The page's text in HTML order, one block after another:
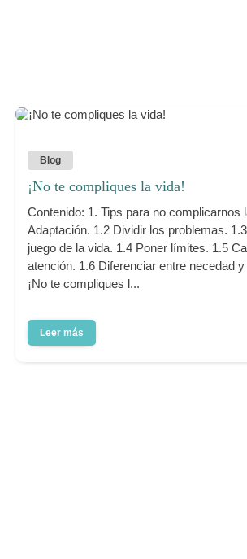
Blog
¡No te compliques la vida!
Contenido: 1. Tips para no complicarnos
Adaptación. 1.2 Dividir los problemas.
juego de la vida. 1.4 Poner límites. 1.5
atención. 1.6 Diferenciar entre necedad
¡No te compliques l...
Leer más